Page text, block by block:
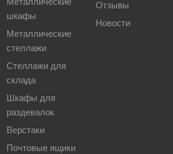
шкафы
Металлические
стеллажи
Стеллажи для
склада
Шкафы для
раздевалок
Верстаки
Почтовые ящики
Отзывы
Новости